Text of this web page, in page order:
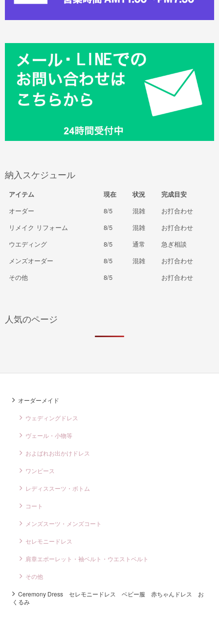
納入スケジュール
アイテム 現在 状況
完成目安
オーダー
8/5 混雑
お打合わせ
リメイク リフォーム
8/5 混雑
お打合わせ
ウエディング
8/5 通常
急ぎ相談
メンズオーダー
8/5 混雑
お打合わせ
その他
8/5 お打合わせ
人気のページ
オーダーメイド
ウェディングドレス
ヴェール・小物等
およばれお出かけドレス
ワンピース
レディススーツ・ボトム
コート
メンズスーツ・メンズコート
セレモニードレス
肩章エポーレット・袖ベルト・ウエストベルト
その他
Ceremony Dress セレモニードレス ベビー服 赤ちゃんドレス お
くるみ